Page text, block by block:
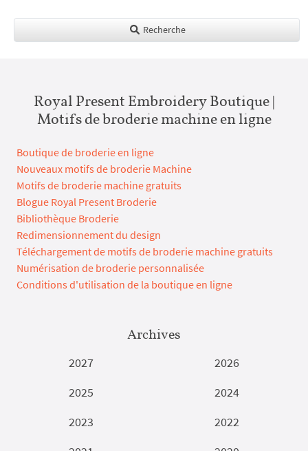
Recherche
Royal Present Embroidery Boutique |
Motifs de broderie machine en ligne
Boutique de broderie en ligne
Nouveaux motifs de broderie Machine
Motifs de broderie machine gratuits
Blogue Royal Present Broderie
Bibliothèque Broderie
Redimensionnement du design
Téléchargement de motifs de broderie machine gratuits
Numérisation de broderie personnalisée
Conditions d'utilisation de la boutique en ligne
Archives
2027
2026
2025
2024
2023
2022